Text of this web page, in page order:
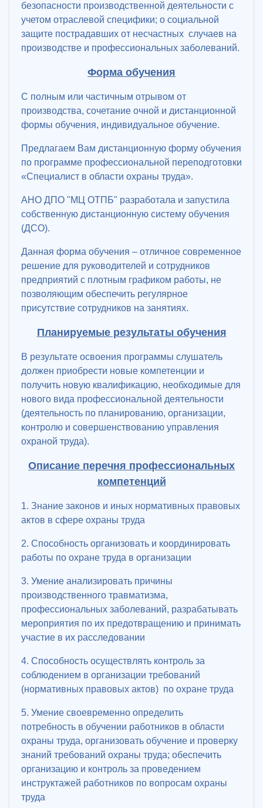
безопасности производственной деятельности с
учетом отраслевой специфики; о социальной
защите пострадавших от несчастных случаев на
производстве и профессиональных заболеваний.
Форма обучения
С полным или частичным отрывом от
производства, сочетание очной и дистанционной
формы обучения, индивидуальное обучение.
Предлагаем Вам дистанционную форму обучения
по программе профессиональной переподготовки
«Специалист в области охраны труда».
АНО ДПО "МЦ ОТПБ" разработала и запустила
собственную дистанционную систему обучения
(ДСО).
Данная форма обучения – отличное современное
решение для руководителей и сотрудников
предприятий с плотным графиком работы, не
позволяющим обеспечить регулярное
присутствие сотрудников на занятиях.
Планируемые результаты обучения
В результате освоения программы слушатель
должен приобрести новые компетенции и
получить новую квалификацию, необходимые для
нового вида профессиональной деятельности
(деятельность по планированию, организации,
контролю и совершенствованию управления
охраной труда).
Описание перечня профессиональных
компетенций
1. Знание законов и иных нормативных правовых
актов в сфере охраны труда
2. Способность организовать и координировать
работы по охране труда в организации
3. Умение анализировать причины
производственного травматизма,
профессиональных заболеваний, разрабатывать
мероприятия по их предотвращению и принимать
участие в их расследовании
4. Способность осуществлять контроль за
соблюдением в организации требований
(нормативных правовых актов) по охране труда
5. Умение своевременно определить
потребность в обучении работников в области
охраны труда, организовать обучение и проверку
знаний требований охраны труда; обеспечить
организацию и контроль за проведением
инструктажей работников по вопросам охраны
труда